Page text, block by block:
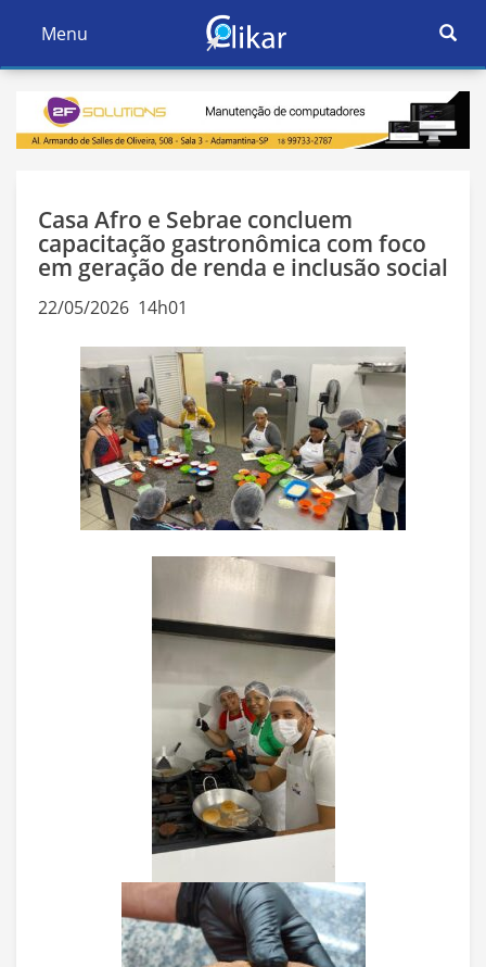
Ativar
Navegação
Menu
Ativar
Casa Afro e Sebrae concluem
capacitação gastronômica com foco
em geração de renda e inclusão social
22/05/2026 14h01